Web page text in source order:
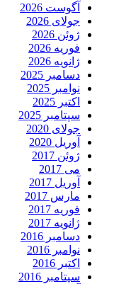
آگوست 2026
جولای 2026
ژوئن 2026
فوریه 2026
ژانویه 2026
دسامبر 2025
نوامبر 2025
اکتبر 2025
سپتامبر 2025
جولای 2020
آوریل 2020
ژوئن 2017
می 2017
آوریل 2017
مارس 2017
فوریه 2017
ژانویه 2017
دسامبر 2016
نوامبر 2016
اکتبر 2016
سپتامبر 2016